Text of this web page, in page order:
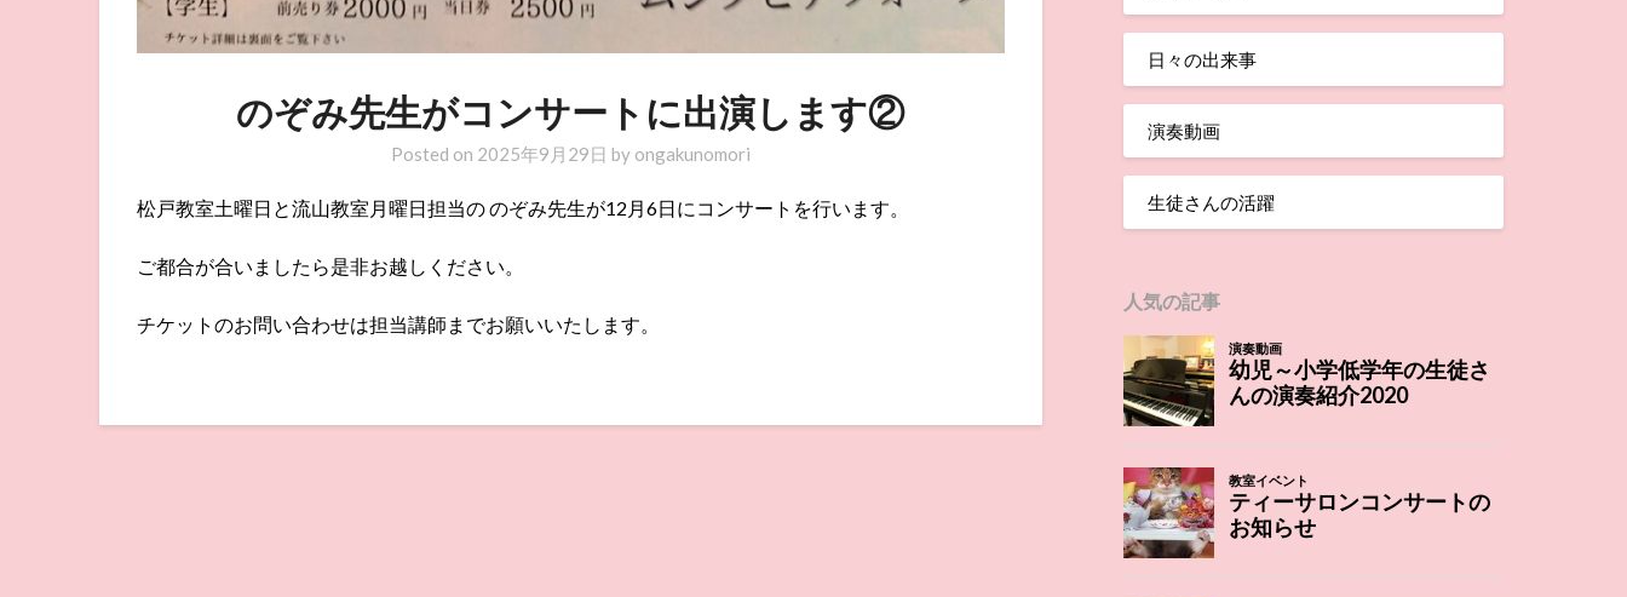
のぞみ先生がコンサートに出演します②
Posted on 2025年9月29日 by ongakunomori
松戸教室土曜日と流山教室月曜日担当の のぞみ先生が12月6日にコンサートを行います。
ご都合が合いましたら是非お越しください。
チケットのお問い合わせは担当講師までお願いいたします。
日々の出来事
演奏動画
生徒さんの活躍
人気の記事